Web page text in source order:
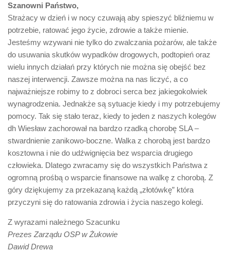
Szanowni Państwo,
Strażacy w dzień i w nocy czuwają aby spieszyć bliźniemu w
potrzebie, ratować jego życie, zdrowie a także mienie.
Jesteśmy wzywani nie tylko do zwalczania pożarów, ale także
do usuwania skutków wypadków drogowych, podtopień oraz
wielu innych działań przy których nie można się obejść bez
naszej interwencji. Zawsze można na nas liczyć, a co
najważniejsze robimy to z dobroci serca bez jakiegokolwiek
wynagrodzenia. Jednakże są sytuacje kiedy i my potrzebujemy
pomocy. Tak się stało teraz, kiedy to jeden z naszych kolegów
dh Wiesław zachorował na bardzo rzadką chorobę SLA –
stwardnienie zanikowo-boczne. Walka z chorobą jest bardzo
kosztowna i nie do udźwignięcia bez wsparcia drugiego
człowieka. Dlatego zwracamy się do wszystkich Państwa z
ogromną prośbą o wsparcie finansowe na walkę z chorobą. Z
góry dziękujemy za przekazaną każdą „złotówkę” która
przyczyni się do ratowania zdrowia i życia naszego kolegi.
Z wyrazami należnego Szacunku
Prezes Zarządu OSP w Żukowie
Dawid Drewa